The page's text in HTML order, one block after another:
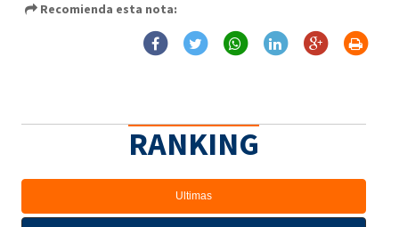
Recomienda esta nota:
RANKING
Ultimas